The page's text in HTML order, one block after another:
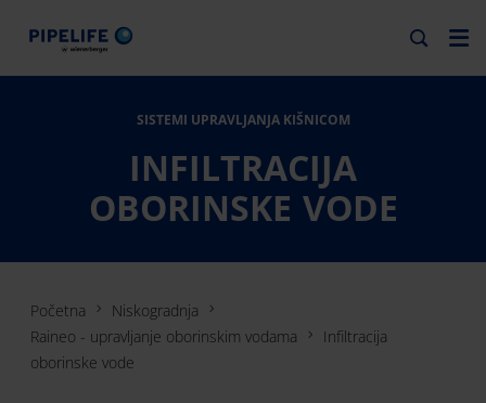
SISTEMI UPRAVLJANJA KIŠNICOM
INFILTRACIJA
OBORINSKE VODE
Početna
Niskogradnja
Raineo - upravljanje oborinskim vodama
Infiltracija
oborinske vode